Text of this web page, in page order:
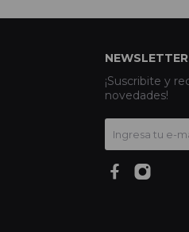
NEWSLETTER
¡Suscribite y
novedades!